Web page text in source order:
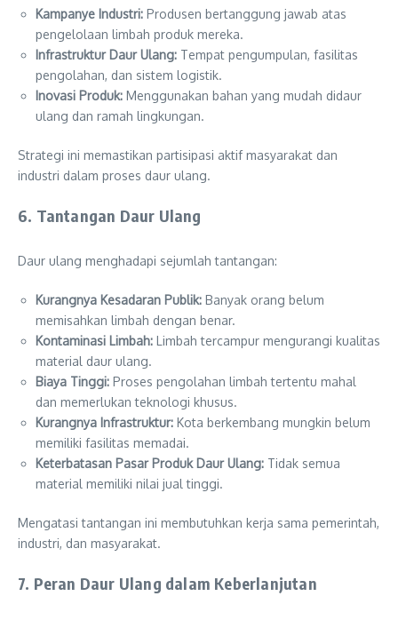
Kampanye Industri: Produsen bertanggung jawab atas
pengelolaan limbah produk mereka.
Infrastruktur Daur Ulang: Tempat pengumpulan, fasilitas
pengolahan, dan sistem logistik.
Inovasi Produk: Menggunakan bahan yang mudah didaur
ulang dan ramah lingkungan.
Strategi ini memastikan partisipasi aktif masyarakat dan
industri dalam proses daur ulang.
6. Tantangan Daur Ulang
Daur ulang menghadapi sejumlah tantangan:
Kurangnya Kesadaran Publik: Banyak orang belum
memisahkan limbah dengan benar.
Kontaminasi Limbah: Limbah tercampur mengurangi kualitas
material daur ulang.
Biaya Tinggi: Proses pengolahan limbah tertentu mahal
dan memerlukan teknologi khusus.
Kurangnya Infrastruktur: Kota berkembang mungkin belum
memiliki fasilitas memadai.
Keterbatasan Pasar Produk Daur Ulang: Tidak semua
material memiliki nilai jual tinggi.
Mengatasi tantangan ini membutuhkan kerja sama pemerintah,
industri, dan masyarakat.
7. Peran Daur Ulang dalam Keberlanjutan